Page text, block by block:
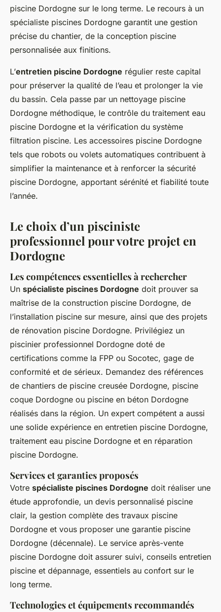
piscine Dordogne sur le long terme. Le recours à un
spécialiste piscines Dordogne garantit une gestion
précise du chantier, de la conception piscine
personnalisée aux finitions.
L’entretien piscine Dordogne régulier reste capital
pour préserver la qualité de l’eau et prolonger la vie
du bassin. Cela passe par un nettoyage piscine
Dordogne méthodique, le contrôle du traitement eau
piscine Dordogne et la vérification du système
filtration piscine. Les accessoires piscine Dordogne
tels que robots ou volets automatiques contribuent à
simplifier la maintenance et à renforcer la sécurité
piscine Dordogne, apportant sérénité et fiabilité toute
l’année.
Le choix d’un pisciniste
professionnel pour votre projet en
Dordogne
Les compétences essentielles à rechercher
Un spécialiste piscines Dordogne doit prouver sa
maîtrise de la construction piscine Dordogne, de
l’installation piscine sur mesure, ainsi que des projets
de rénovation piscine Dordogne. Privilégiez un
piscinier professionnel Dordogne doté de
certifications comme la FPP ou Socotec, gage de
conformité et de sérieux. Demandez des références
de chantiers de piscine creusée Dordogne, piscine
coque Dordogne ou piscine en béton Dordogne
réalisés dans la région. Un expert compétent a aussi
une solide expérience en entretien piscine Dordogne,
traitement eau piscine Dordogne et en réparation
piscine Dordogne.
Services et garanties proposés
Votre spécialiste piscines Dordogne doit réaliser une
étude approfondie, un devis personnalisé piscine
clair, la gestion complète des travaux piscine
Dordogne et vous proposer une garantie piscine
Dordogne (décennale). Le service après-vente
piscine Dordogne doit assurer suivi, conseils entretien
piscine et dépannage, essentiels au confort sur le
long terme.
Technologies et équipements recommandés